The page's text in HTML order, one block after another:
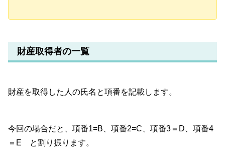
財産取得者の一覧
財産を取得した人の氏名と項番を記載します。
今回の場合だと、項番1=B、項番2=C、項番3＝D、項番4
＝E と割り振ります。